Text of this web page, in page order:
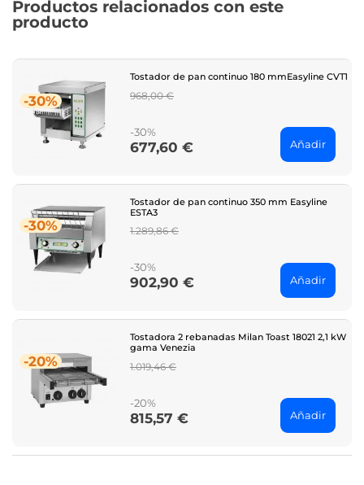
Productos relacionados con este
producto
-30%
Tostador de pan continuo 180 mmEasyline CVT1
Regular
968,00 €
-30%
Price
677,60 € Añadir
-30%
Tostador de pan continuo 350 mm Easyline
ESTA3
Regular
1.289,86 €
-30%
Price
902,90 € Añadir
-20%
Tostadora 2 rebanadas Milan Toast 18021 2,1 kW
gama Venezia
Regular
1.019,46 €
-20%
Price
815,57 € Añadir